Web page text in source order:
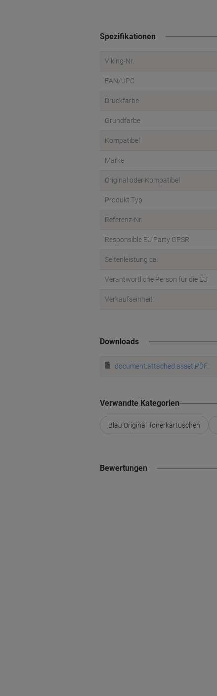
Spezifikationen
Viking-Nr.
EAN/UPC
Druckfarbe
Grundfarbe
Kompatibel
Marke
Original oder Kompatibel
Produkt Typ
Referenz-Nr.
Responsible EU Party GPSR
Seitenleistung ca.
Verantwortliche Person für die EU
Verkaufseinheit
Downloads
document.attached.asset.PDF
Verwandte Kategorien
Blau Original Tonerkartuschen
Bewertungen